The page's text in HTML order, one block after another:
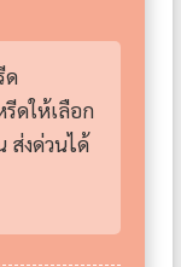
ด
ดให้เลือก
ส่งด่วนได้